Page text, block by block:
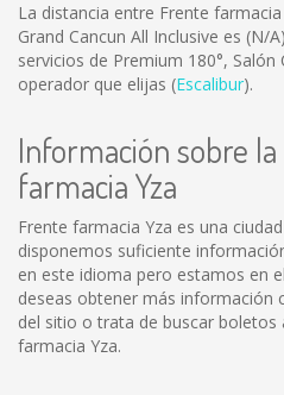
La distancia entre Frente
Grand Cancun All Inclusive es (N/A)
servicios de Premium 180°, Salón
operador que elijas (Escalibur).
Información sobre
farmacia Yza
Frente farmacia Yza es una
disponemos suficiente
en este idioma pero estamos en
deseas obtener más información
del sitio o trata de buscar boletos
farmacia Yza.